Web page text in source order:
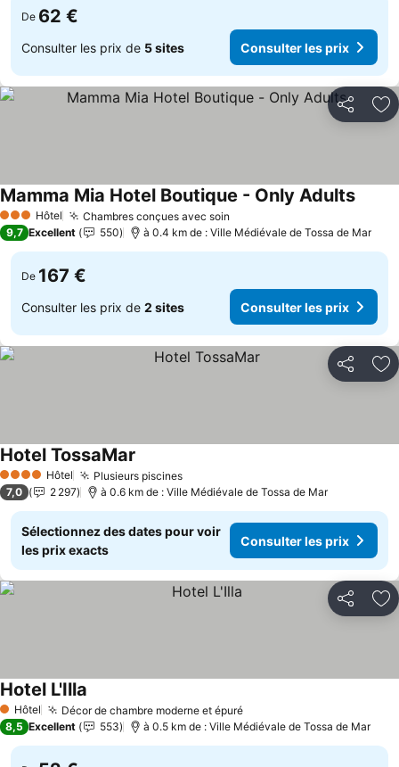
De 62 €
Consulter les prix de 5 sites Consulter les prix
Partager
3 ÉtoilesHôtel Chambres conçues avec soin
Mamma Mia Hotel Boutique - Only Adults
9,7 Excellent 550 à 0.4 km de : Ville Médiévale de Tossa de Mar
De 167 €
Consulter les prix de 2 sites Consulter les prix
Partager
4 Étoiles Hôtel Plusieurs piscinesConsulter les prix
Hotel TossaMar
7,0 2 297 à 0.6 km de : Ville Médiévale de Tossa de Mar
Sélectionnez des dates pour voir
les prix exacts
Consulter les prix
Partager
1 Étoiles
Hôtel Décor de chambre moderne et épuréConsulter les prix
Hotel L'Illa
8,5 Excellent 553 à 0.5 km de : Ville Médiévale de Tossa de Mar